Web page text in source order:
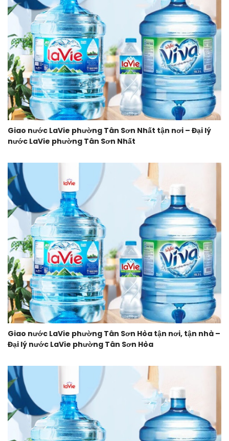
Giao nước LaVie phường Tân Sơn Nhất tận nơi – Đại lý
nước LaVie phường Tân Sơn Nhất
Giao nước LaVie phường Tân Sơn Hòa tận nơi, tận nhà –
Đại lý nước LaVie phường Tân Sơn Hòa